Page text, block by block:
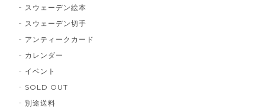
スウェーデン絵本
スウェーデン切手
アンティークカード
カレンダー
イベント
SOLD OUT
別途送料